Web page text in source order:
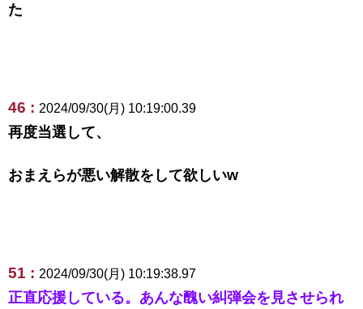
た
46 : 2024/09/30(月) 10:19:00.39
再度当選して、
おまえらが悪い解散をして欲しいw
51 : 2024/09/30(月) 10:19:38.97
正直応援している。あんな醜い糾弾会を見させられ